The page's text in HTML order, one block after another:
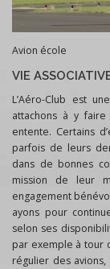
Avion école
VIE
L’Aéro-Club est
attachons à y faire
entente. Certains
parfois de leurs
dans de bonnes
mission de leur
engagement
ayons pour
selon ses
par exemple à tour
régulier des